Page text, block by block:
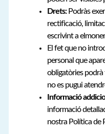
Drets:Podràs
rectificació,
escrivint a
El fet que no
personal que
obligatòries podrà
no es pugui
Informació
informació
nostra Política de